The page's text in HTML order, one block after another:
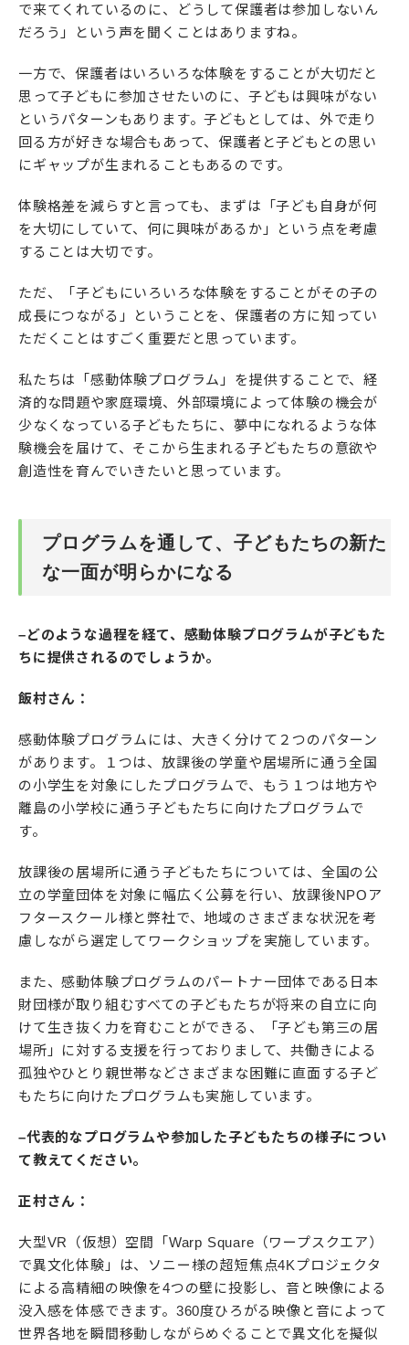
で来てくれているのに、どうして保護者は参加しないん
だろう」という声を聞くことはありますね。
一方で、保護者はいろいろな体験をすることが大切だと
思って子どもに参加させたいのに、子どもは興味がない
というパターンもあります。子どもとしては、外で走り
回る方が好きな場合もあって、保護者と子どもとの思い
にギャップが生まれることもあるのです。
体験格差を減らすと言っても、まずは「子ども自身が何
を大切にしていて、何に興味があるか」という点を考慮
することは大切です。
ただ、「子どもにいろいろな体験をすることがその子の
成長につながる」ということを、保護者の方に知ってい
ただくことはすごく重要だと思っています。
私たちは「感動体験プログラム」を提供することで、経
済的な問題や家庭環境、外部環境によって体験の機会が
少なくなっている子どもたちに、夢中になれるような体
験機会を届けて、そこから生まれる子どもたちの意欲や
創造性を育んでいきたいと思っています。
プログラムを通して、子どもたちの新た
な一面が明らかになる
–どのような過程を経て、感動体験プログラムが子どもた
ちに提供されるのでしょうか。
飯村さん：
感動体験プログラムには、大きく分けて２つのパターン
があります。１つは、放課後の学童や居場所に通う全国
の小学生を対象にしたプログラムで、もう１つは地方や
離島の小学校に通う子どもたちに向けたプログラムで
す。
放課後の居場所に通う子どもたちについては、全国の公
立の学童団体を対象に幅広く公募を行い、放課後NPOア
フタースクール様と弊社で、地域のさまざまな状況を考
慮しながら選定してワークショップを実施しています。
また、感動体験プログラムのパートナー団体である日本
財団様が取り組むすべての子どもたちが将来の自立に向
けて生き抜く力を育むことができる、「子ども第三の居
場所」に対する支援を行っておりまして、共働きによる
孤独やひとり親世帯などさまざまな困難に直面する子ど
もたちに向けたプログラムも実施しています。
–代表的なプログラムや参加した子どもたちの様子につい
て教えてください。
正村さん：
大型VR（仮想）空間「Warp Square（ワープスクエア）
で異文化体験」は、ソニー様の超短焦点4Kプロジェクタ
による高精細の映像を4つの壁に投影し、音と映像による
没入感を体感できます。360度ひろがる映像と音によって
世界各地を瞬間移動しながらめぐることで異文化を擬似